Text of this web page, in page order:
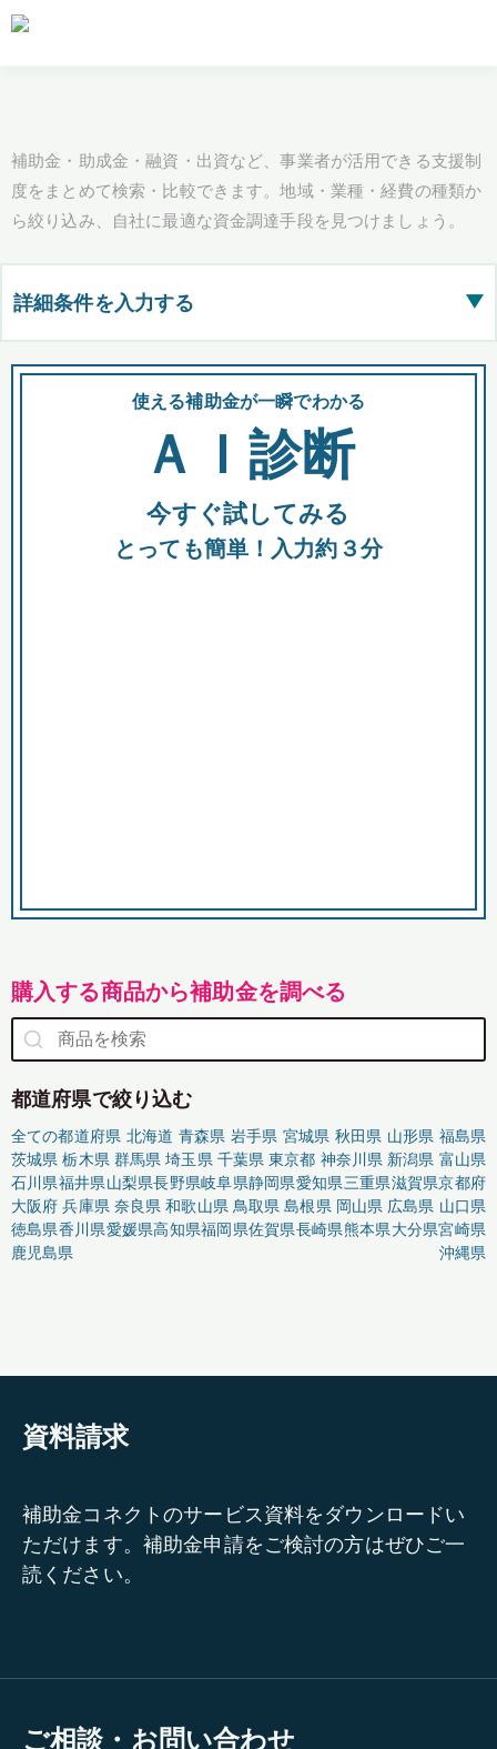
補助金・助成金・融資・出資など、事業者が活用できる支援制
度をまとめて検索・比較できます。地域・業種・経費の種類か
ら絞り込み、自社に最適な資金調達手段を見つけましょう。
詳細条件を入力する ▶
都道府県
全国の検索結果を含めて表示
助成金 融資 出資
使える補助金が一瞬でわかる
ＡＩ診断
今すぐ試してみる
とっても簡単！入力約３分
購入する商品から補助金を調べる
都道府県で絞り込む
全ての都道府県 北海道 青森県 岩手県 宮城県 秋田県 山形県 福島県
茨城県 栃木県 群馬県 埼玉県 千葉県 東京都 神奈川県 新潟県 富山県
石川県福井県山梨県長野県岐阜県静岡県愛知県三重県滋賀県京都府
大阪府 兵庫県 奈良県 和歌山県 鳥取県 島根県 岡山県 広島県 山口県
徳島県香川県愛媛県高知県福岡県佐賀県長崎県熊本県大分県宮崎県
鹿児島県
沖縄県
資料請求
補助金コネクトのサービス資料をダウンロードい
ただけます。補助金申請をご検討の方はぜひご一
読ください。
ご相談・お問い合わせ